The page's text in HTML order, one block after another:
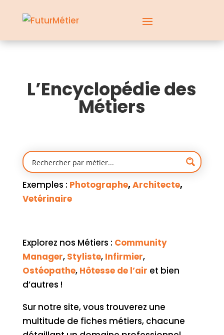
L’Encyclopédie des
Métiers
Exemples : Photographe, Architecte,
Vetérinaire
Explorez nos Métiers : Community
Manager, Styliste, Infirmier,
Ostéopathe, Hôtesse de l’air et bien
d’autres !
Sur notre site, vous trouverez une
multitude de fiches métiers, chacune